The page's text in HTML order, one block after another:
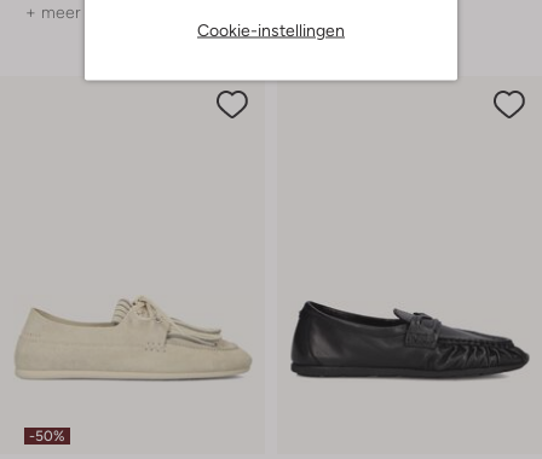
Cookie-instellingen
+ meer kleuren
-50%